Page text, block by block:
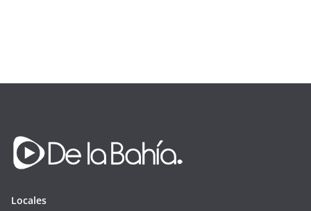
Locales